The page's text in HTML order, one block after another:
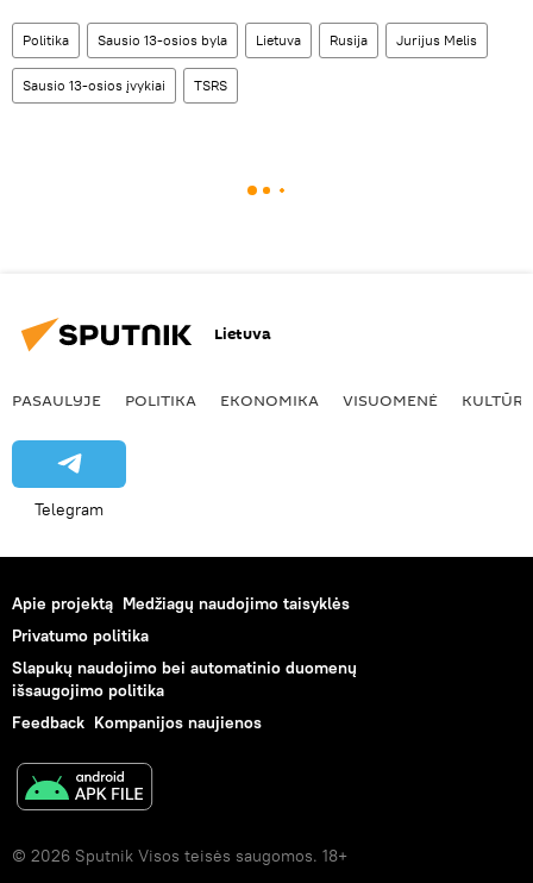
Politika Sausio 13-osios byla Lietuva Rusija Jurijus Melis
Sausio 13-osios įvykiai TSRS
Lietuva
PASAULYJE POLITIKA EKONOMIKA VISUOMENĖ KULTŪRA
Telegram
Apie projektą Medžiagų naudojimo taisyklės
Privatumo politika
Slapukų naudojimo bei automatinio duomenų
išsaugojimo politika
Feedback Kompanijos naujienos
© 2026 Sputnik Visos teisės saugomos. 18+